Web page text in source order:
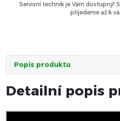
Servisní technik je Vám dostupný!
přijedeme až k
Popis produktu
Detailní popis